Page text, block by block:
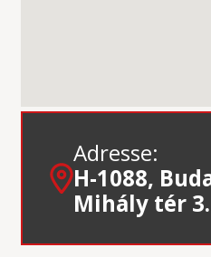
Adresse:
H-1088,
Mihály tér 3.